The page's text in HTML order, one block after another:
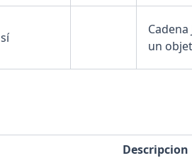
sí
un
Descripcion